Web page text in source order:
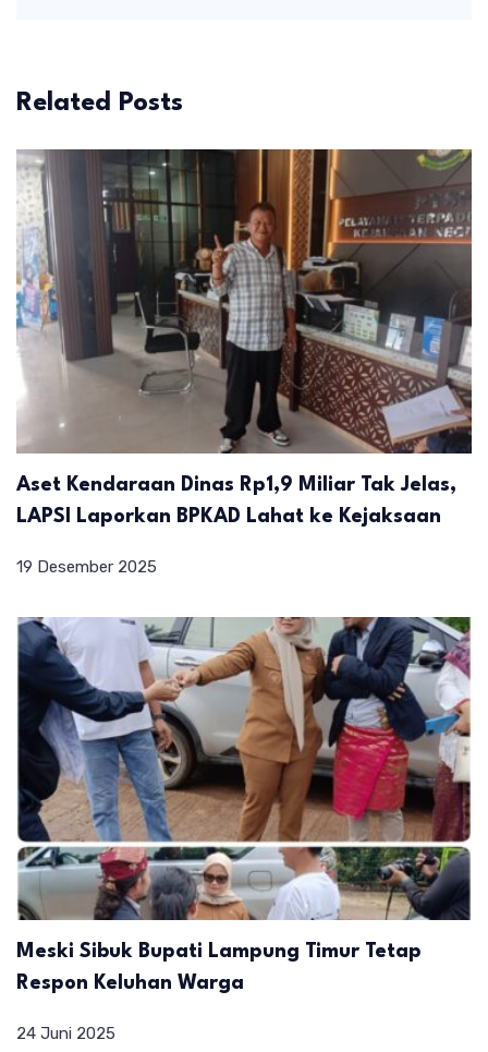
Related Posts
Aset Kendaraan Dinas Rp1,9 Miliar Tak Jelas,
LAPSI Laporkan BPKAD Lahat ke Kejaksaan
19 Desember 2025
Meski Sibuk Bupati Lampung Timur Tetap
Respon Keluhan Warga
24 Juni 2025